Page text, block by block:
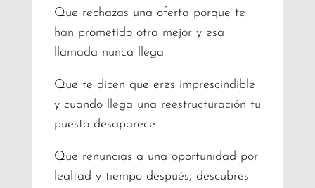
Que rechazas una oferta porque te
han prometido otra mejor y esa
llamada nunca llega.
Que te dicen que eres imprescindible
y cuando llega una reestructuración tu
puesto desaparece.
Que renuncias a una oportunidad por
lealtad y tiempo después, descubres